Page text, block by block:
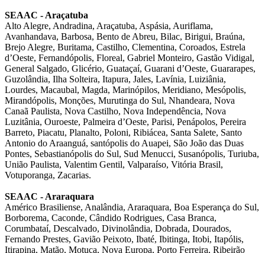
SEAAC - Araçatuba
Alto Alegre, Andradina, Araçatuba, Aspásia, Auriflama,
Avanhandava, Barbosa, Bento de Abreu, Bilac, Birigui, Braúna,
Brejo Alegre, Buritama, Castilho, Clementina, Coroados, Estrela
d’Oeste, Fernandópolis, Floreal, Gabriel Monteiro, Gastão Vidigal,
General Salgado, Glicério, Guataçaí, Guarani d’Oeste, Guararapes,
Guzolândia, Ilha Solteira, Itapura, Jales, Lavínia, Luiziânia,
Lourdes, Macaubal, Magda, Marinópilos, Meridiano, Mesópolis,
Mirandópolis, Monções, Murutinga do Sul, Nhandeara, Nova
Canaã Paulista, Nova Castilho, Nova Independência, Nova
Luzitânia, Ouroeste, Palmeira d’Oeste, Parisi, Penápolos, Pereira
Barreto, Piacatu, Planalto, Poloni, Ribiácea, Santa Salete, Santo
Antonio do Araanguá, santópolis do Auapei, São João das Duas
Pontes, Sebastianópolis do Sul, Sud Menucci, Susanópolis, Turiuba,
União Paulista, Valentim Gentil, Valparaíso, Vitória Brasil,
Votuporanga, Zacarias.
SEAAC - Araraquara
Américo Brasiliense, Analândia, Araraquara, Boa Esperança do Sul,
Borborema, Caconde, Cândido Rodrigues, Casa Branca,
Corumbataí, Descalvado, Divinolândia, Dobrada, Dourados,
Fernando Prestes, Gavião Peixoto, Ibaté, Ibitinga, Itobi, Itapólis,
Itirapina, Matão, Motuca, Nova Europa, Porto Ferreira, Ribeirão